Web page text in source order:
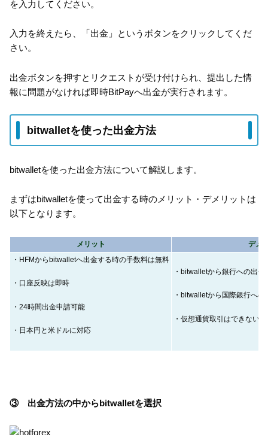
を入力してください。
入力を終えたら、「出金」というボタンをクリックしてくだ
さい。
出金ボタンを押すとリクエストが受け付けられ、提出した情
報に問題がなければ即時BitPayへ出金が実行されます。
bitwalletを使った出金方法
bitwalletを使った出金方法について解説します。
まずはbitwalletを使って出金する時のメリット・デメリットは
以下となります。
メリット
デメ
・HFMからbitwalletへ出金する時の手数料は無料
・口座反映は即時
・24時間出金申請可能
・日本円と米ドルに対応
・bitwalletから銀行への出
・bitwalletから国際銀行へ
・仮想通貨取引はできない
③ 出金方法の中からbitwalletを選択